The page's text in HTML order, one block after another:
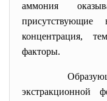
аммония
концентрация,
факторы.
экстракционной